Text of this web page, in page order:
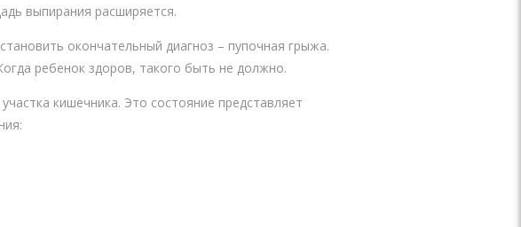
выпирания расширяется.
окончательный диагноз – пупочная грыжа.
ребенок здоров, такого быть не должно.
кишечника. Это состояние представляет